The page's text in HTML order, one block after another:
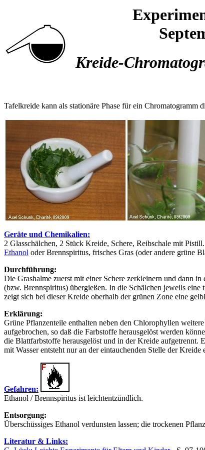
Kreide-
Tafelkreide kann als stationäre Phase für ein Chromatogramm
Geräte und Chemikalien:
2 Glasschälchen, 2 Stück Kreide, Schere, Reibschale mit Pistill.
Ethanol oder Brennspiritus, frisches Gras (oder andere grüne
Durchführung:
Die Grashalme zuerst mit einer Schere zerkleinern und dann
(bzw. Brennspiritus) übergießen. In die Schälchen jeweils
zeigt sich bei dieser Kreide oberhalb der grünen Zone eine
Erklärung:
Grüne Pflanzenteile enthalten neben den Chlorophyllen
aufgebrochen, so daß die Farbstoffe herausgelöst werden
die Blattfarbstoffe herausgelöst und in der Kreide aufgetrennt.
mit Wasser entsteht nur an der eintauchenden Stelle der Kreide
Gefahren:
Ethanol / Brennspiritus ist leichtentzündlich.
Entsorgung:
Überschüssiges Ethanol verdunsten lassen; die trockenen
Literatur & Links: